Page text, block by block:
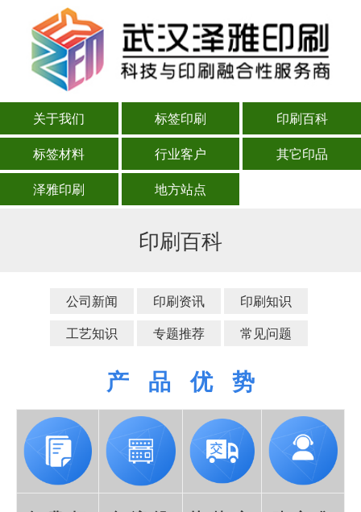
关于我们 标签印刷
印刷百科
标签材料
行业客户
其它印品
泽雅印刷
地方站点
印刷百科
公司新闻 印刷资讯
印刷知识
工艺知识
专题推荐 常见问题
产 品 优 势